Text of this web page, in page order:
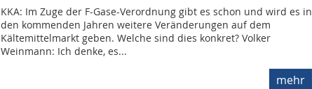
KKA: Im Zuge der F-Gase-Verordnung gibt es schon und wird es in
den kommenden Jahren weitere Veränderungen auf dem
Kältemittelmarkt geben. Welche sind dies konkret? Volker
Weinmann: Ich denke, es...
mehr